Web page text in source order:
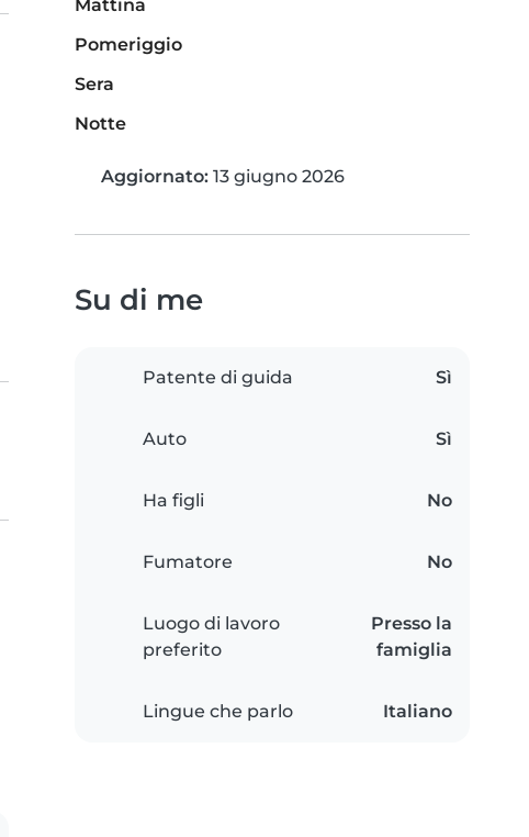
Mattina
Pomeriggio
Sera
Notte
Aggiornato: 13 giugno 2026
Su di me
Patente di guida Sì
Auto Sì
Ha figli No
Fumatore No
Luogo di lavoro
preferito
Presso la
famiglia
Lingue che parlo Italiano